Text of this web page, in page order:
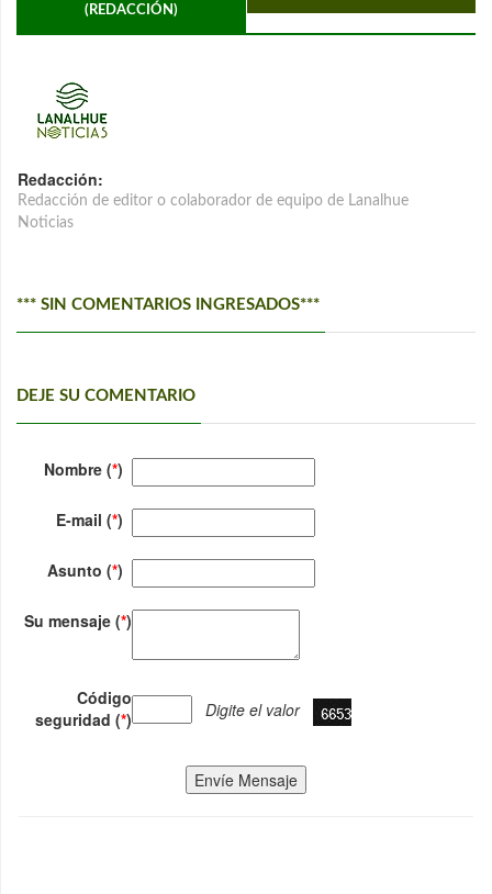
(REDACCIÓN)
Redacción:
Redacción de editor o colaborador de equipo de Lanalhue
Noticias
*** SIN COMENTARIOS INGRESADOS***
DEJE SU COMENTARIO
Nombre (*)
E-mail (*)
Asunto (*)
Su mensaje (*)
Código
seguridad (*) Digite el valor
Envíe Mensaje